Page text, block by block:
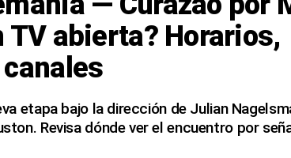
TV abierta? Horarios,
etapa bajo la dirección de Julian
Revisa dónde ver el encuentro por